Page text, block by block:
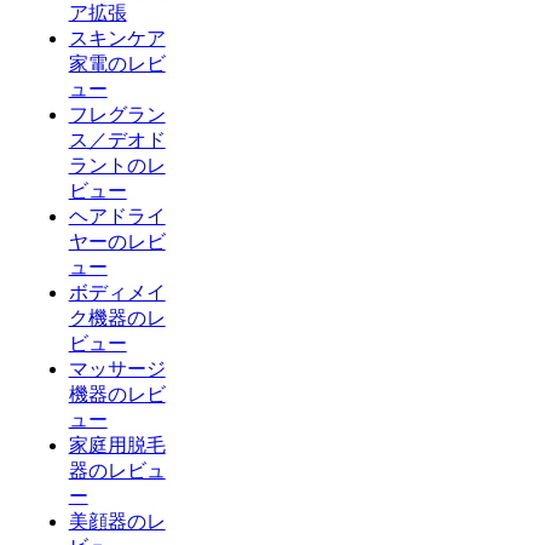
ア拡張
スキンケア
家電のレビ
ュー
フレグラン
ス／デオド
ラントのレ
ビュー
ヘアドライ
ヤーのレビ
ュー
ボディメイ
ク機器のレ
ビュー
マッサージ
機器のレビ
ュー
家庭用脱毛
器のレビュ
ー
美顔器のレ